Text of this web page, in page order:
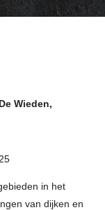
Wieden,
in het
van dijken en